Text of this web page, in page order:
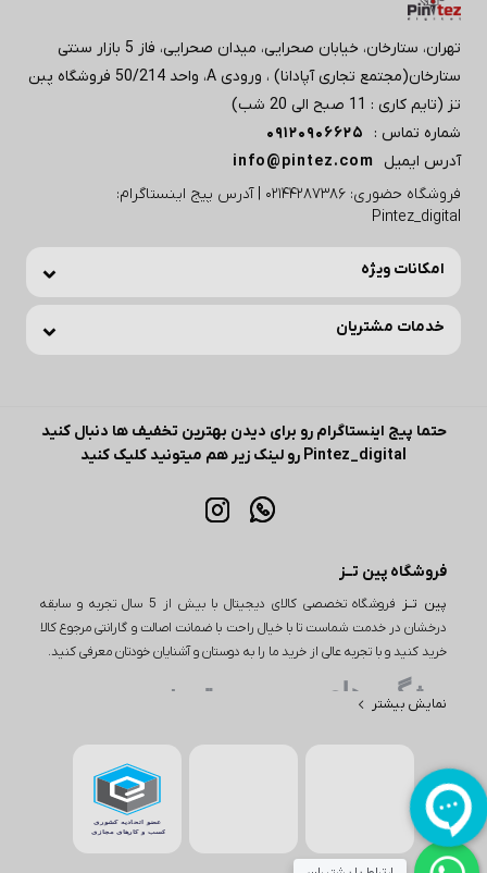
تهران، ستارخان، خیابان صحرایی، میدان صحرایی، فاز 5 بازار سنتی
ستارخان(مجتمع تجاری آپادانا) ، ورودی A، واحد 50/214 فروشگاه پبن
تز (تایم کاری : 11 صبح الی 20 شب)
شماره تماس :
09120906625
آدرس ایمیل
info@pintez.com
فروشگاه حضوری: 02144287386 | آدرس پیج اینستاگرام:
Pintez_digital
امکانات ویژه
خدمات مشتریان
حتما پیج اینستاگرام رو برای دیدن بهترین تخفیف ها دنبال کنید
Pintez_digital رو لینک زیر هم میتونید کلیک کنید
فروشگاه پین تــز
پین تــز
فروشگاه تخصصی کالای دیجیتال با بیش از 5 سال تجربه و سابقه
درخشان در خدمت شماست تا با خیال راحت با ضمانت اصالت و گارانتی مرجوع کالا
خرید کنید و با تجربه عالی از خرید ما را به دوستان و آشنایان خودتان معرفی کنید.
ویژگی های مهم پین تـــز
لوازم دیجیتال، لوازم خانگی و بسیاری از محصولات دیگر ارائه می‌دهد. به
عنوان مثال، اگر به دنبال خرید یا بررسی قیمت گوشی باشید، پین تز
مجموعه‌ای از بهترین گوشی‌ها از برندهای معتبر اپل و سامسونگ مانند آیفون
نمایش بیشتر